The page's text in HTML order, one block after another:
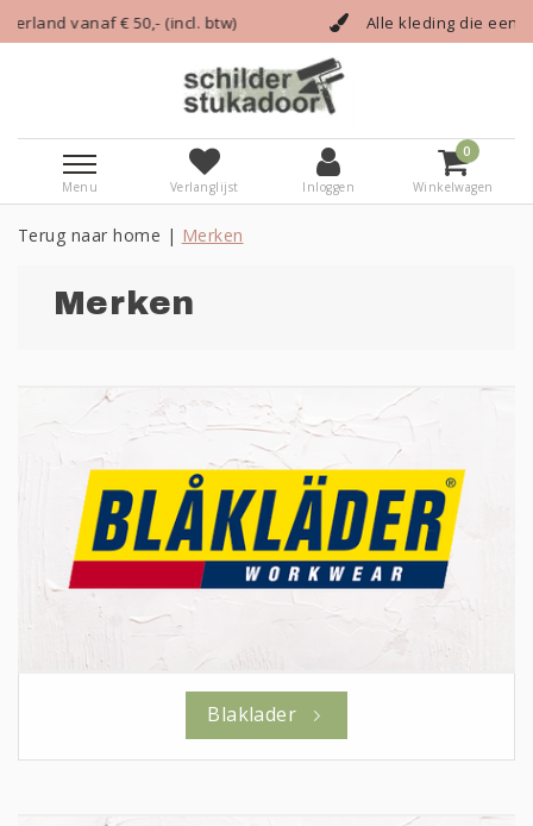
Alle kleding die een vakman nodig heeft!
Menu Verlanglijst Inloggen
0
Winkelwagen
Terug naar home | Merken
Merken
Blaklader